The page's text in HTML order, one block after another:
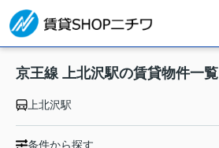
京王線 上北沢駅の賃貸物件一覧
上北沢駅
条件から探す